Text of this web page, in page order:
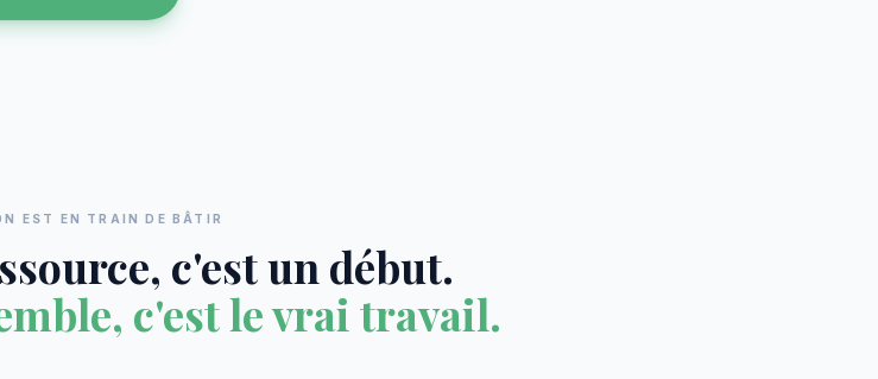
EST EN TRAIN DE BÂTIR
c'est un début.
c'est le vrai travail.